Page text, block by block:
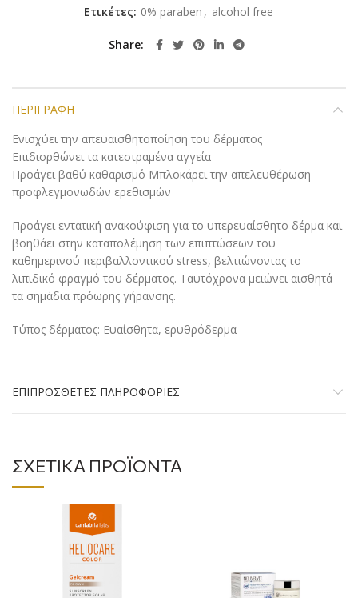
Ετικέτες: 0% paraben , alcohol free
Share
ΠΕΡΙΓΡΑΦΉ
Ενισχύει την απευαισθητοποίηση του δέρματος
Επιδιορθώνει τα κατεστραμένα αγγεία
Προάγει βαθύ καθαρισμό Μπλοκάρει την απελευθέρωση
προφλεγμονωδών ερεθισμών
Προάγει εντατική ανακούφιση για το υπερευαίσθητο δέρμα και
βοηθάει στην καταπολέμηση των επιπτώσεων του
καθημερινού περιβαλλοντικού stress, βελτιώνοντας το
λιπιδικό φραγμό του δέρματος. Ταυτόχρονα μειώνει αισθητά
τα σημάδια πρόωρης γήρανσης.
Τύπος δέρματος: Ευαίσθητα, ερυθρόδερμα
ΕΠΙΠΡΌΣΘΕΤΕΣ ΠΛΗΡΟΦΟΡΊΕΣ
ΣΧΕΤΙΚΆ ΠΡΟΪΌΝΤΑ